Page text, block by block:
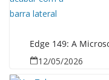
Edge 149: A
12/05/2026